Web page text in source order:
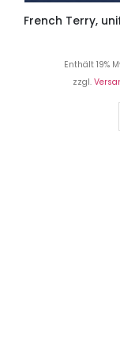
Enthält 19%
zzgl.